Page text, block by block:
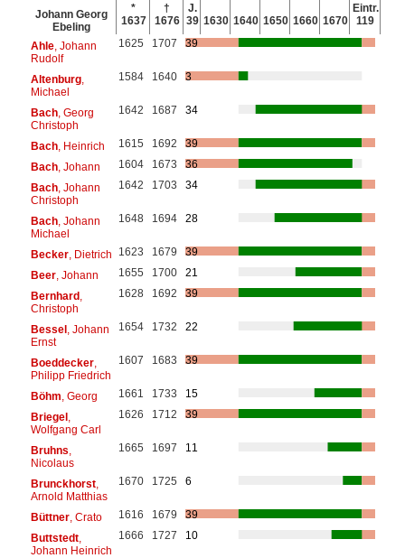
Johann Georg
Ebeling
*
1637
†
1676
J.
39 1630 1640 1650 1660 1670
Eintr.
119
Ahle, Johann
Rudolf
1625 1707 39
Altenburg,
Michael
1584 1640 3
Bach, Georg
Christoph
1642 1687 34
Bach, Heinrich 1615 1692
39
Bach, Johann 1604 1673
36
Bach, Johann
Christoph
1642 1703 34
Bach, Johann
Michael
1648 1694 28
Becker, Dietrich 1623 1679
39
Beer, Johann 1655 1700
21
Bernhard,
Christoph
1628 1692 39
Bessel, Johann
Ernst
1654 1732 22
Boeddecker,
Philipp Friedrich
1607 1683 39
Böhm , Georg 1661 1733
15
Briegel,
Wolfgang Carl
1626 1712 39
Bruhns
Nicolaus
1665 1697 11
Brunckhorst,
Arnold Matthias
1670 1725 6
Büttner, Crato 1616 1679
39
Buttstedt,
Johann Heinrich
1666 1727 10